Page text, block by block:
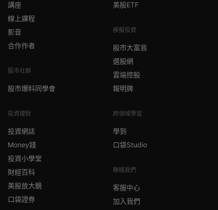
講座
線上課程
影音
合作作者
股市社群
股市爆料同學會
投資理財
投資網誌
Money錢
投資小學堂
財經百科
美股放大鏡
口袋證券
美股ETF
模擬投資
股市大富翁
選股網
雲端控股
報明牌
跨領域學習
學到
口袋Studio
聯絡我們
客服中心
加入我們